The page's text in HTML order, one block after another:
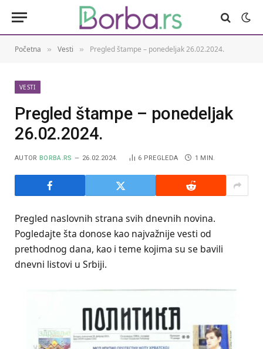
Početna » Vesti » Pregled štampe – ponedeljak 26.02.2024.
VESTI
Pregled štampe – ponedeljak
26.02.2024.
AUTOR BORBA.RS 26.02.2024. 6 PREGLEDA 1 MIN.
Pregled naslovnih strana svih dnevnih novina.
Pogledajte šta donose kao najvažnije vesti od
prethodnog dana, kao i teme kojima su se bavili
dnevni listovi u Srbiji.